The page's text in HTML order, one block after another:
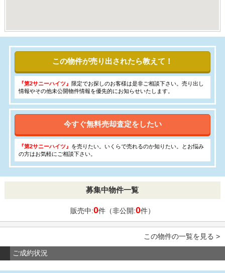
この物件が売り出されたら教えて！
『第2サニーハイツ』 限定でお探しのお客様は是非ご相談下さい。売り出し
情報やその他未公開物件情報を優先的にお知らせいたします。
今すぐ無料売却査定をしたい
『第2サニーハイツ』 を売りたい。いくらで売れるのか知りたい。とお悩み
の方はお気軽にご相談下さい。
募集中物件一覧
販売中:0件（非公開:0件）
この物件の一覧を見る >
ご成約状況